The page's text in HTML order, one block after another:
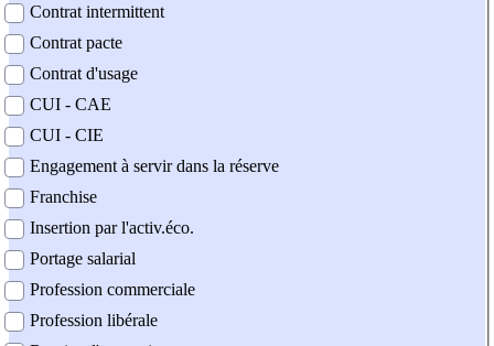
Contrat intermittent
Contrat pacte
Contrat d'usage
CUI - CAE
CUI - CIE
Engagement à servir dans la réserve
Franchise
Insertion par l'activ.éco.
Portage salarial
Profession commerciale
Profession libérale